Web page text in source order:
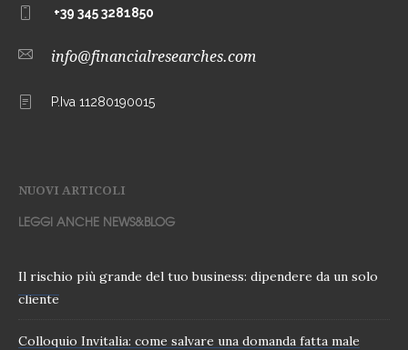
+39 345 3281850
info@financialresearches.com
P.Iva 11280190015
NUOVI ARTICOLI
LEGGI ANCHE NEWS&BLOG
Il rischio più grande del tuo business: dipendere da un solo
cliente
Colloquio Invitalia: come salvare una domanda fatta male